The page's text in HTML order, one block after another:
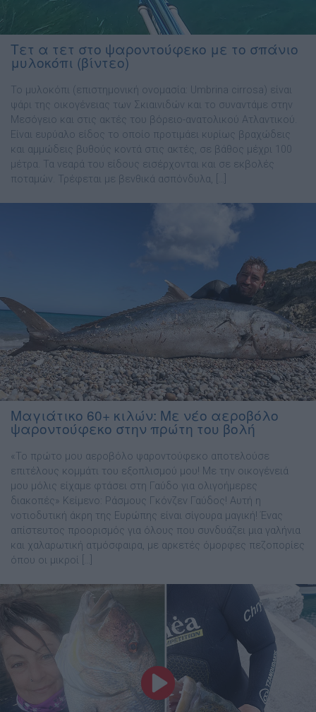
Τετ α τετ στο ψαροντούφεκο με το σπάνιο
μυλοκόπι (βίντεο)
Το μυλοκόπι (επιστημονική ονομασία: Umbrina cirrosa) είναι
ψάρι της οικογένειας των Σκιαινιδών και το συναντάμε στην
Μεσόγειο και στις ακτές του βόρειο-ανατολικού Ατλαντικού.
Είναι ευρύαλο είδος το οποίο προτιμάει κυρίως βραχώδεις
και αμμώδεις βυθούς κοντά στις ακτές, σε βάθος μέχρι 100
μέτρα. Τα νεαρά του είδους εισέρχονται και σε εκβολές
ποταμών. Τρέφεται με βενθικά ασπόνδυλα, […]
Μαγιάτικο 60+ κιλών: Με νέο αεροβόλο
ψαροντούφεκο στην πρώτη του βολή
«Το πρώτο μου αεροβόλο ψαροντούφεκο αποτελούσε
επιτέλους κομμάτι του εξοπλισμού μου! Με την οικογένειά
μου μόλις είχαμε φτάσει στη Γαύδο για ολιγοήμερες
διακοπές» Κείμενο: Ράσμους Γκόνζεν Γαύδος! Αυτή η
νοτιοδυτική άκρη της Ευρώπης είναι σίγουρα μαγική! Ένας
απίστευτος προορισμός για όλους που συνδυάζει μια γαλήνια
και χαλαρωτική ατμόσφαιρα, με αρκετές όμορφες πεζοπορίες
όπου οι μικροί […]